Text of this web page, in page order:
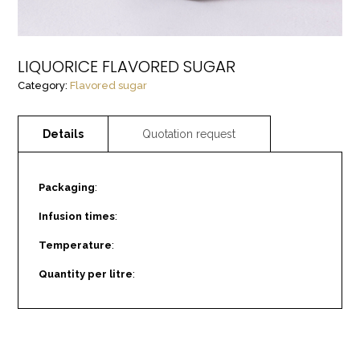
LIQUORICE FLAVORED SUGAR
Category:Flavored sugar
Packaging:
Infusion times:
Temperature:
Quantity per litre: